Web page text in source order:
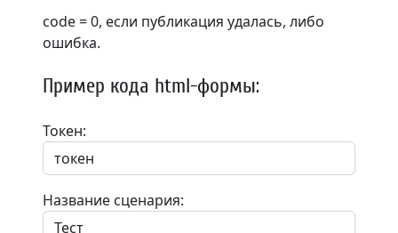
code = 0, если публикация удалась, либо
ошибка.
Пример кода html-формы:
Токен:
Название сценария: